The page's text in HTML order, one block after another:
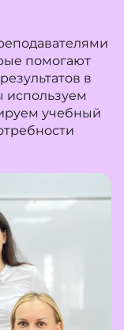
помогают
в
используем
учебный